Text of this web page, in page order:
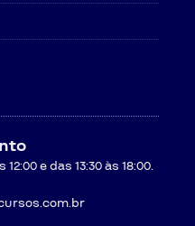
e das 13:30 às 18:00.